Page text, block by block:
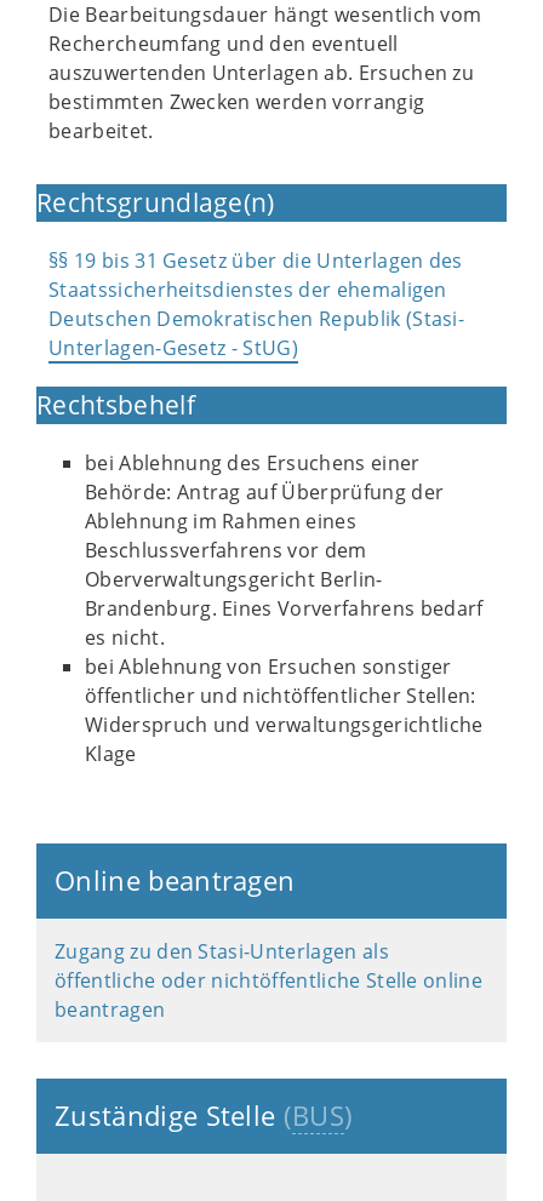
Die Bearbeitungsdauer hängt wesentlich vom
Rechercheumfang und den eventuell
auszuwertenden Unterlagen ab. Ersuchen zu
bestimmten Zwecken werden vorrangig
bearbeitet.
Rechtsgrundlage(n)
§§ 19 bis 31 Gesetz über die Unterlagen des
Staatssicherheitsdienstes der ehemaligen
Deutschen Demokratischen Republik (Stasi-
Unterlagen-Gesetz - StUG)
Rechtsbehelf
bei Ablehnung des Ersuchens einer
Behörde: Antrag auf Überprüfung der
Ablehnung im Rahmen eines
Beschlussverfahrens vor dem
Oberverwaltungsgericht Berlin-
Brandenburg. Eines Vorverfahrens bedarf
es nicht.
bei Ablehnung von Ersuchen sonstiger
öffentlicher und nichtöffentlicher Stellen:
Widerspruch und verwaltungsgerichtliche
Klage
Online beantragen
Zugang zu den Stasi-Unterlagen als
öffentliche oder nichtöffentliche Stelle online
beantragen
Zuständige Stelle (BUS)